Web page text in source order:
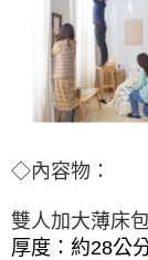
◇內容物：
雙人加大薄床
厚度：約28公